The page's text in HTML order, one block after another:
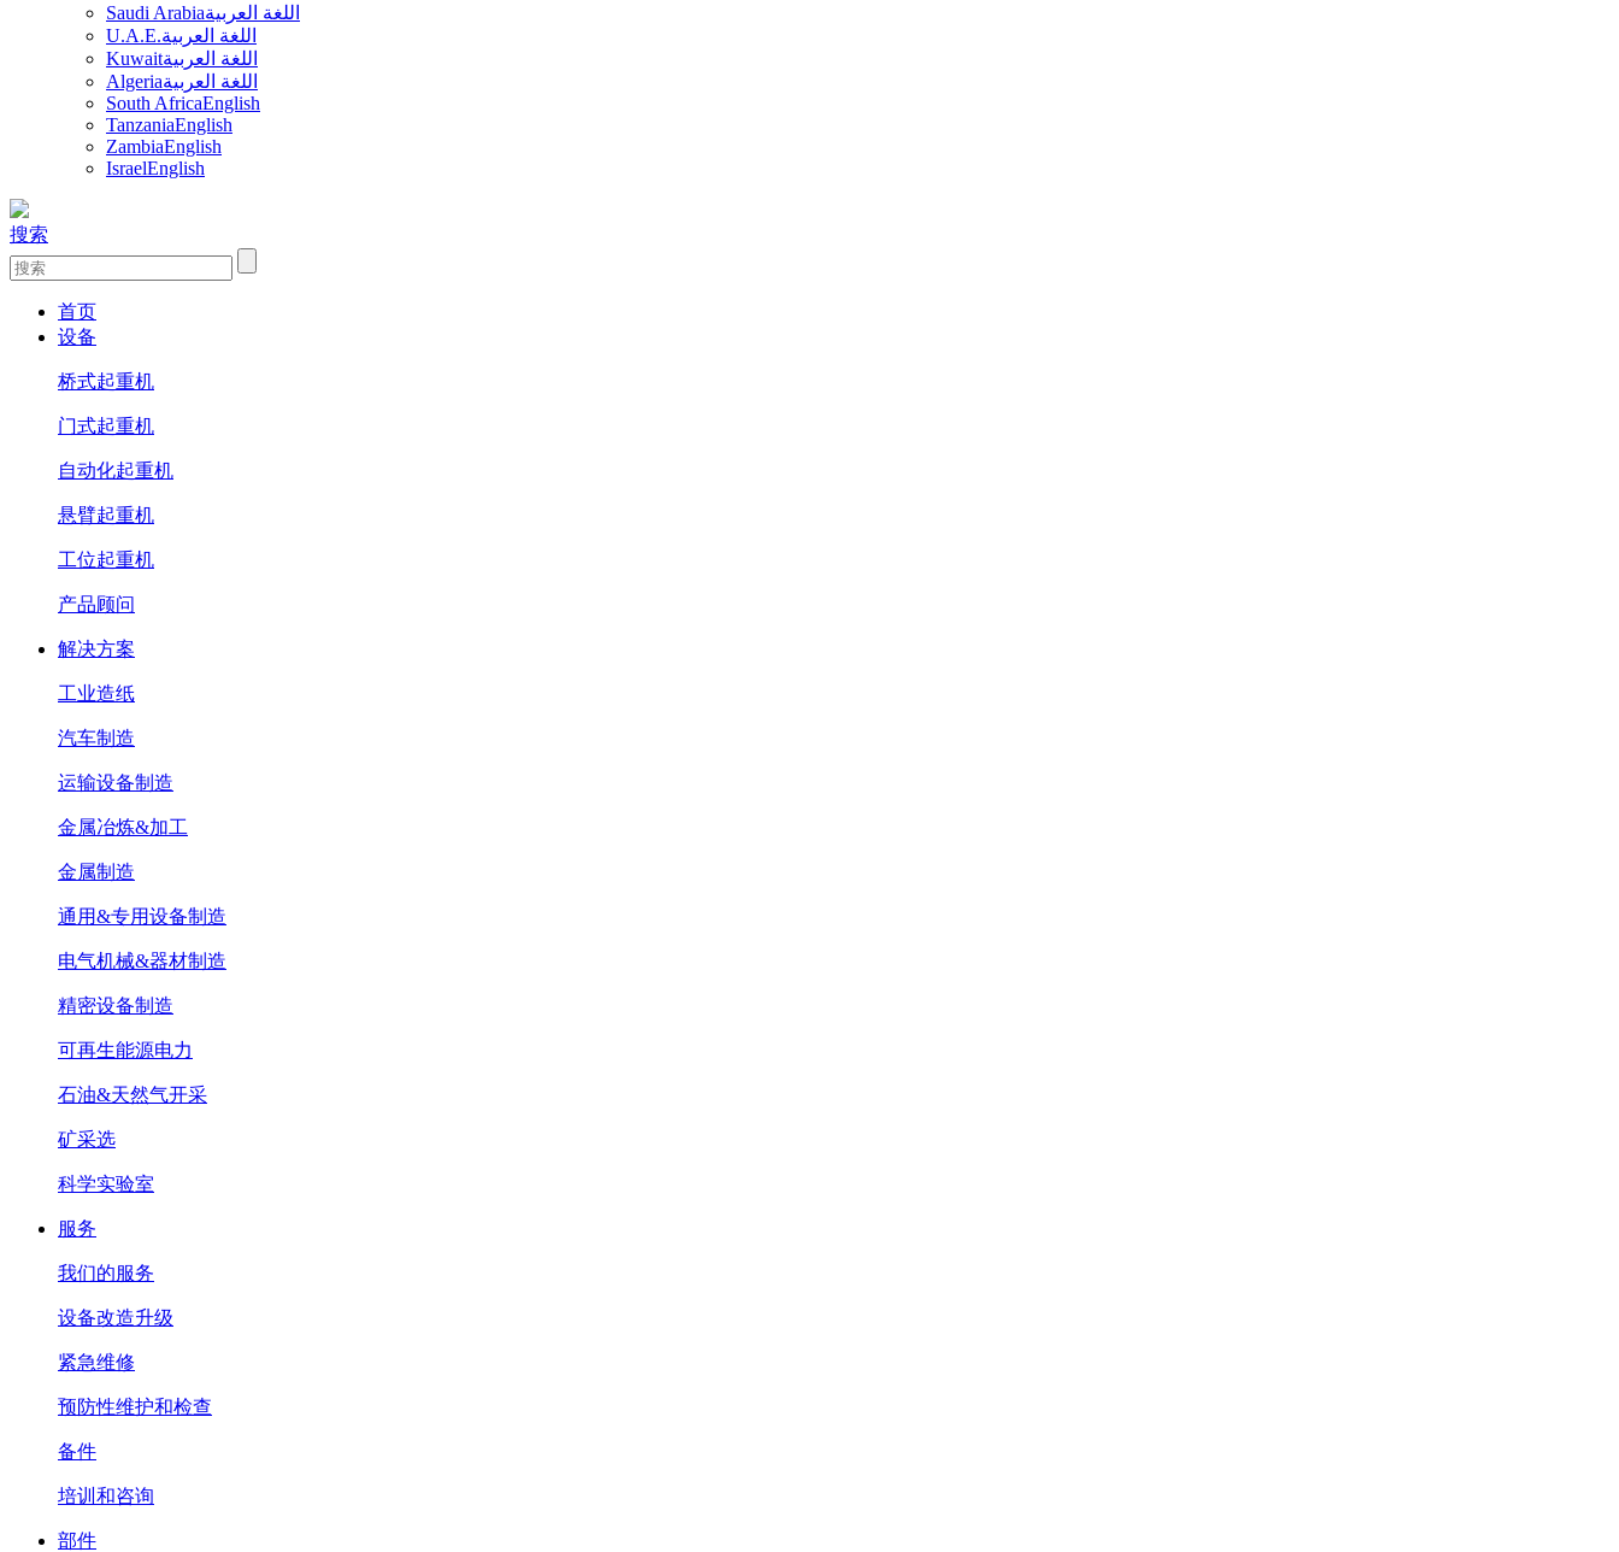
Saudi Arabiaاللغة العربية
U.A.E.اللغة العربية
Kuwaitاللغة العربية
Algeriaاللغة العربية
South AfricaEnglish
TanzaniaEnglish
ZambiaEnglish
IsraelEnglish
搜索
首页
设备
桥式起重机
门式起重机
自动化起重机
悬臂起重机
工位起重机
产品顾问
解决方案
工业造纸
汽车制造
运输设备制造
金属冶炼&加工
金属制造
通用&专用设备制造
电气机械&器材制造
精密设备制造
可再生能源电力
石油&天然气开采
矿采选
科学实验室
服务
我们的服务
设备改造升级
紧急维修
预防性维护和检查
备件
培训和咨询
部件